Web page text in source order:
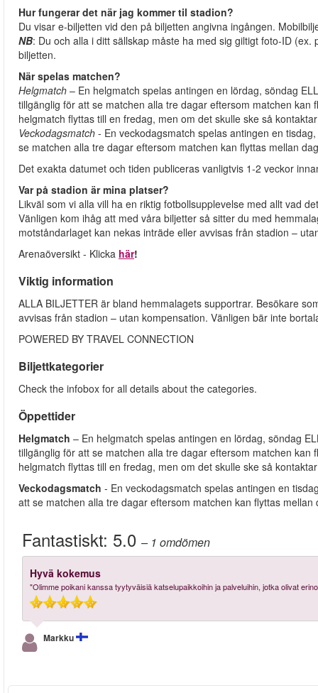
Hur fungerar det när jag kommer til stadion?
Du visar e-biljetten vid den på biljetten angivna ingången.
NB: Du och alla i ditt sällskap måste ha med sig giltigt foto-ID
biljetten.
När spelas matchen?
Helgmatch – En helgmatch spelas antingen en lördag, söndag
tillgänglig för att se matchen alla tre dagar eftersom matchen
helgmatch flyttas till en fredag, men om det skulle ske så
Veckodagsmatch - En veckodagsmatch spelas antingen en
se matchen alla tre dagar eftersom matchen kan flyttas mellan
Det exakta datumet och tiden publiceras vanligtvis 1-2 veckor
Var på stadion är mina platser?
Likväl som vi alla vill ha en riktig fotbollsupplevelse med allt vad
Vänligen kom ihåg att med våra biljetter så sitter du med
motståndarlaget kan nekas inträde eller avvisas från stadion –
Arenaöversikt - Klicka här!
Viktig information
ALLA BILJETTER är bland hemmalagets supportrar. Besökare
avvisas från stadion – utan kompensation. Vänligen bär inte
POWERED BY TRAVEL CONNECTION
Biljettkategorier
Check the infobox for all details about the categories.
Öppettider
Helgmatch – En helgmatch spelas antingen en lördag, söndag
tillgänglig för att se matchen alla tre dagar eftersom matchen
helgmatch flyttas till en fredag, men om det skulle ske så
Veckodagsmatch - En veckodagsmatch spelas antingen en
att se matchen alla tre dagar eftersom matchen kan flyttas
Fantastiskt: 5.0 – 1 omdömen
Hyvä kokemus
"Olimme poikani kanssa tyytyväisiä katselupaikkoihin ja palveluihin, jotka olivat
Markku